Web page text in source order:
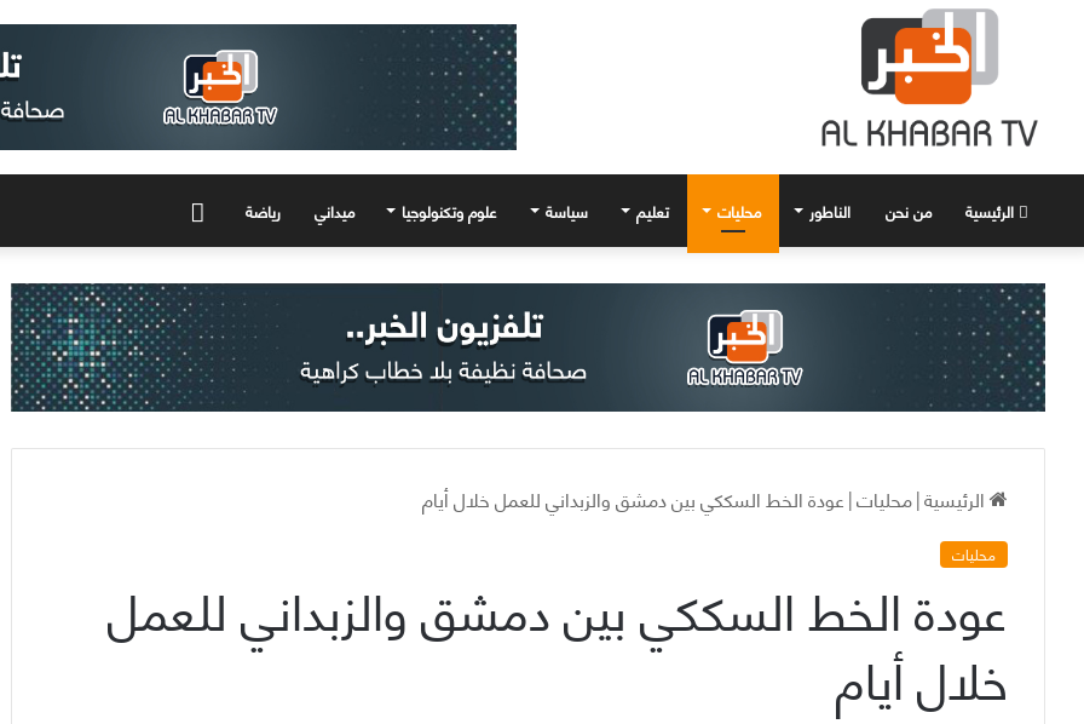
الرئيسية من نحن الناطور محليات تعليم سياسة علوم وتكنولوجيا ميداني رياضة
الرئيسية|محليات|عودة الخط السككي بين دمشق والزبداني للعمل خلال أيام
محليات
عودة الخط السككي بين دمشق والزبداني للعمل
خلال أيام